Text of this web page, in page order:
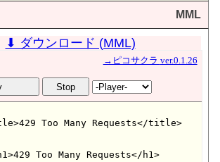
MML
⬇ ダウンロード (MML)